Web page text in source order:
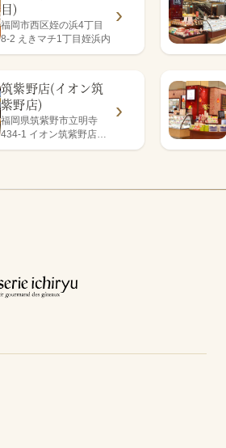
目)
福岡市西区姪の浜4丁目
8-2 えきマチ1丁目姪浜内
筑紫野店(イオン筑
紫野店)
福岡県筑紫野市立明寺
434-1 イオン筑紫野店1
階